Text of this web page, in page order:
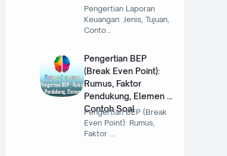
Pengertian Laporan
Keuangan: Jenis, Tujuan,
Conto…
Pengertian BEP
(Break Even Point):
Rumus, Faktor
Pendukung, Elemen &
Contoh Soal
Pengertian BEP (Break
Even Point): Rumus,
Faktor …